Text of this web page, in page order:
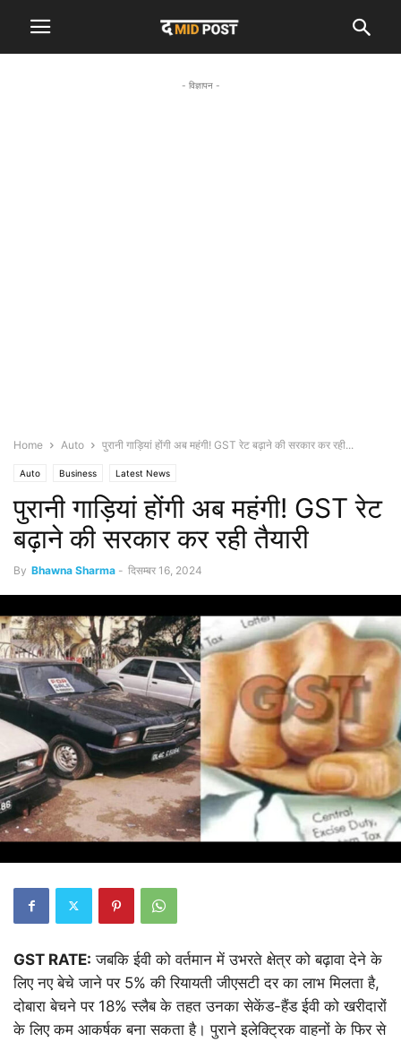
- विज्ञापन -
Home Auto पुरानी गाड़ियां होंगी अब महंगी! GST रेट बढ़ाने की सरकार कर रही...
Auto Business Latest News
पुरानी गाड़ियां होंगी अब महंगी! GST रेट
बढ़ाने की सरकार कर रही तैयारी
By Bhawna Sharma - दिसम्बर 16, 2024
GST RATE: जबकि ईवी को वर्तमान में उभरते क्षेत्र को बढ़ावा देने के
लिए नए बेचे जाने पर 5% की रियायती जीएसटी दर का लाभ मिलता है,
दोबारा बेचने पर 18% स्लैब के तहत उनका सेकेंड-हैंड ईवी को खरीदारों
के लिए कम आकर्षक बना सकता है। पुराने इलेक्ट्रिक वाहनों के फिर से